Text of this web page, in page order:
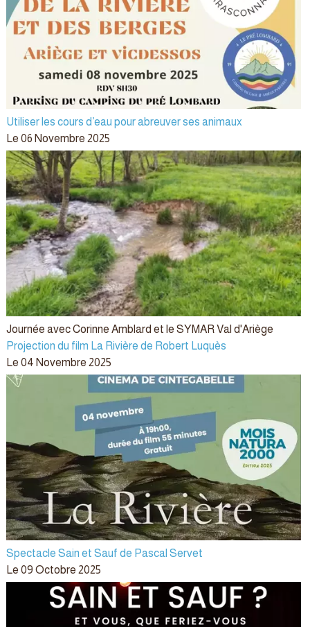
Utiliser les cours d’eau pour abreuver ses animaux
Le 06 Novembre 2025
Journée avec Corinne Amblard et le SYMAR Val d'Ariège
Projection du film La Rivière de Robert Luquès
Le 04 Novembre 2025
Spectacle Sain et Sauf de Pascal Servet
Le 09 Octobre 2025